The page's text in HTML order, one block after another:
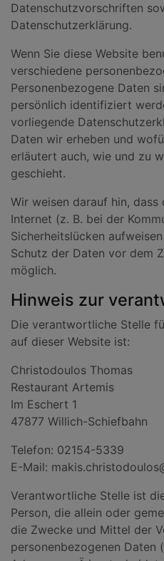
Datenschutzvorschriften
Datenschutzerklärung.
Wenn Sie diese Website
verschiedene
Personenbezogene Daten
persönlich identifiziert
vorliegende
Daten wir erheben und
erläutert auch, wie und zu
geschieht.
Wir weisen darauf hin,
Internet (z. B. bei der
Sicherheitslücken
Schutz der Daten vor dem
möglich.
Hinweis zur
Die verantwortliche Stelle
auf dieser Website ist:
Christodoulos Thomas
Restaurant Artemis
Im Eschert 1
47877 Willich-Schiefbahn
Telefon: 02154-5339
E-Mail:
Verantwortliche Stelle ist
Person, die allein oder
die Zwecke und Mittel der
personenbezogenen Daten